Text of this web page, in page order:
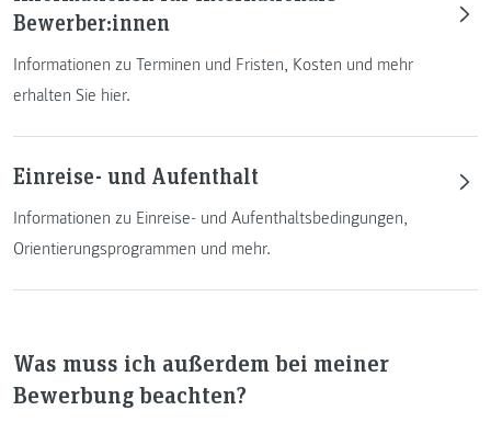
Bewerber:innen
Informationen zu Terminen und Fristen, Kosten und mehr
erhalten Sie hier.
Einreise- und Aufenthalt
Informationen zu Einreise- und Aufenthaltsbedingungen,
Orientierungsprogrammen und mehr.
Was muss ich außerdem bei meiner
Bewerbung beachten?